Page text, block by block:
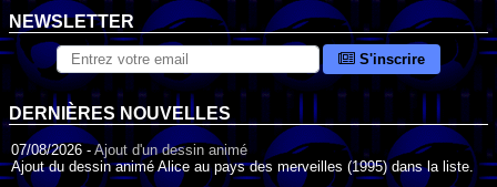
NEWSLETTER
S'inscrire
DERNIÈRES NOUVELLES
07/08/2026 -Ajout d'un dessin animé
Ajout du dessin animé Alice au pays des merveilles (1995) dans la liste.